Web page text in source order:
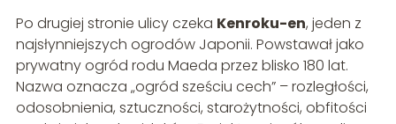
Po drugiej stronie ulicy czeka Kenroku-en, jeden z
najsłynniejszych ogrodów Japonii. Powstawał jako
prywatny ogród rodu Maeda przez blisko 180 lat.
Nazwa oznacza „ogród sześciu cech” – rozległości,
odosobnienia, sztuczności, starożytności, obfitości